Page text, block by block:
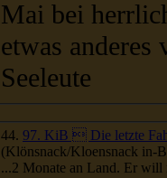
etwas anderes
Seeleute
44. 97. KiB  Die letzte
(Klönsnack/Kloensnack in-
...2 Monate an Land. Er will